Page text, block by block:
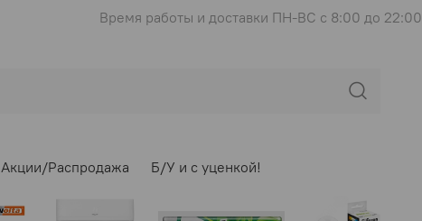
Время работы и доставки ПН-ВС с 8:00 до 22:00
Акции/Распродажа Б/У и с уценкой!